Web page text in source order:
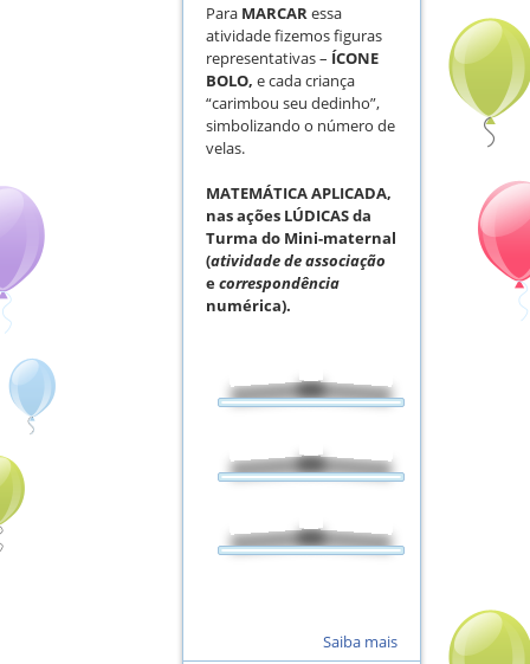
Para MARCARessa
atividade fizemos figuras
representativas – ÍCONE
BOLO, e cada criança
“carimbou seu dedinho”,
simbolizando o número de
velas.
MATEMÁTICA APLICADA,
nas ações LÚDICAS da
Turma do Mini-maternal
(atividade de associação
ecorrespondência
numérica).
Saiba mais